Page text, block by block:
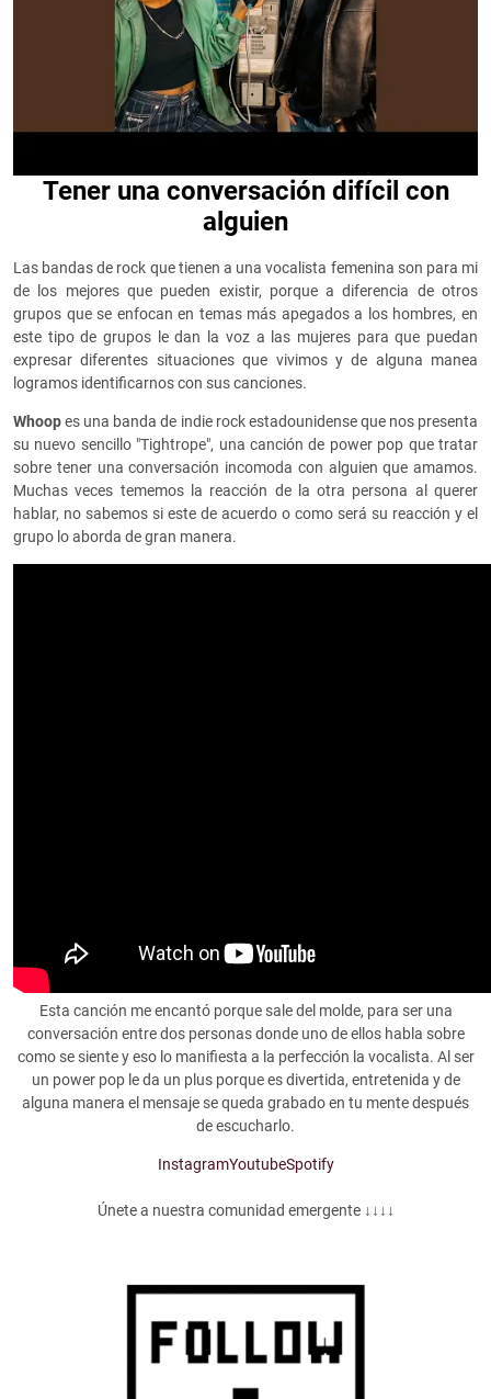
Tener una conversación difícil con
alguien
Las bandas de rock que tienen a una vocalista femenina son para mi
de los mejores que pueden existir, porque a diferencia de otros
grupos que se enfocan en temas más apegados a los hombres, en
este tipo de grupos le dan la voz a las mujeres para que puedan
expresar diferentes situaciones que vivimos y de alguna manea
logramos identificarnos con sus canciones.
Whoopes una banda de indie rock estadounidense que nos presenta
su nuevo sencillo "Tightrope", una canción de power pop que tratar
sobre tener una conversación incomoda con alguien que amamos.
Muchas veces tememos la reacción de la otra persona al querer
hablar, no sabemos si este de acuerdo o como será su reacción y el
grupo lo aborda de gran manera.
Esta canción me encantó porque sale del molde, para ser una
conversación entre dos personas donde uno de ellos habla sobre
como se siente y eso lo manifiesta a la perfección la vocalista. Al ser
un power pop le da un plus porque es divertida, entretenida y de
alguna manera el mensaje se queda grabado en tu mente después
de escucharlo.
InstagramYoutubeSpotify
Únete a nuestra comunidad emergente ↓↓↓↓